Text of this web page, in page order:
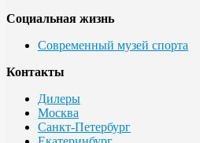
Социальная жизнь
Современный музей спорта
Контакты
Дилеры
Москва
Санкт-Петербург